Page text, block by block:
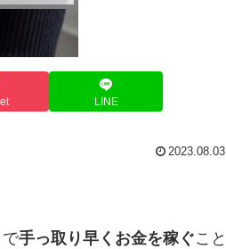
LINE
2023.08.03
手っ取り早くお金を稼ぐこと